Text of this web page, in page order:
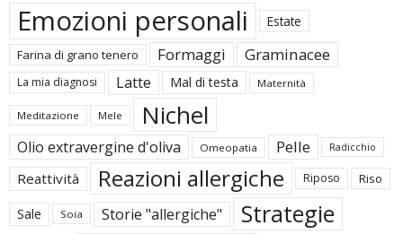
Emozioni personali Estate
Farina di grano tenero Formaggi Graminacee
La mia diagnosi Latte Mal di testa Maternità
Meditazione Mele Nichel
Olio extravergine d'oliva Omeopatia Pelle Radicchio
Reattività Reazioni allergiche Riposo Riso
Sale Soia Storie "allergiche" Strategie